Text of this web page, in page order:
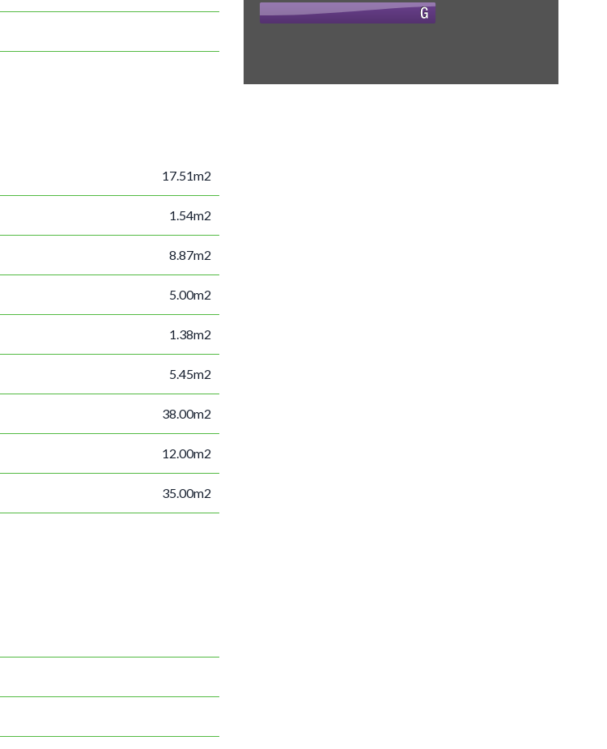
17.51m2
1.54m2
8.87m2
5.00m2
1.38m2
5.45m2
38.00m2
12.00m2
35.00m2